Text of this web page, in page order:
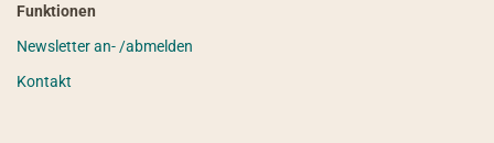
Funktionen
Newsletter an- /abmelden
Kontakt